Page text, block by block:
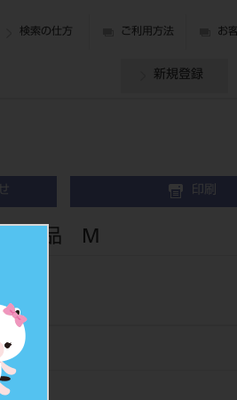
検索の仕方 ご利用方法 お
新規登録
印刷
単品 M